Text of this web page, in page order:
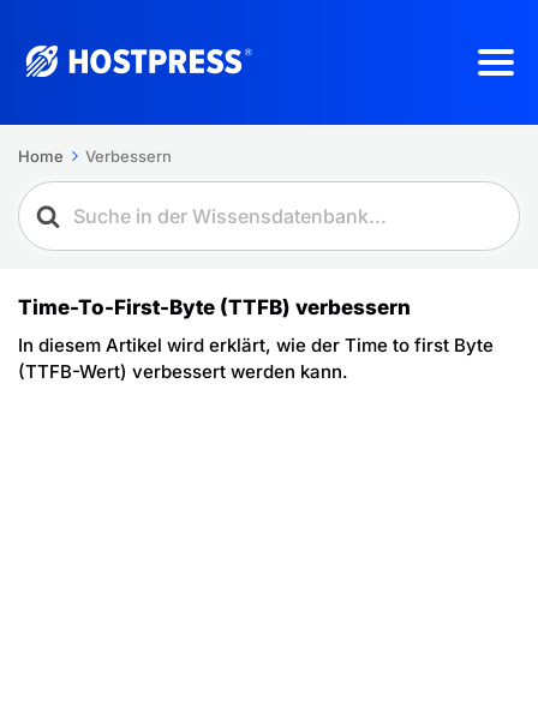
Home Verbessern
Time-To-First-Byte (TTFB) verbessern
In diesem Artikel wird erklärt, wie der Time to first Byte
(TTFB-Wert) verbessert werden kann.